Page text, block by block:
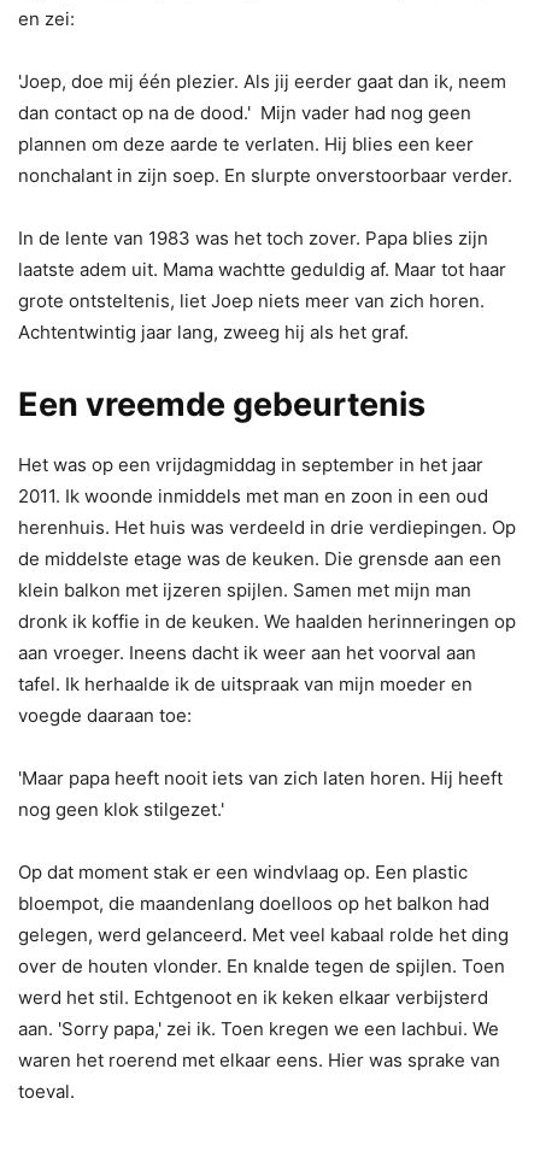
en zei:
'Joep, doe mij één plezier. Als jij eerder gaat dan ik, neem
dan contact op na de dood.' Mijn vader had nog geen
plannen om deze aarde te verlaten. Hij blies een keer
nonchalant in zijn soep. En slurpte onverstoorbaar verder.
In de lente van 1983 was het toch zover. Papa blies zijn
laatste adem uit. Mama wachtte geduldig af. Maar tot haar
grote ontsteltenis, liet Joep niets meer van zich horen.
Achtentwintig jaar lang, zweeg hij als het graf.
Een vreemde gebeurtenis
Het was op een vrijdagmiddag in september in het jaar
2011. Ik woonde inmiddels met man en zoon in een oud
herenhuis. Het huis was verdeeld in drie verdiepingen. Op
de middelste etage was de keuken. Die grensde aan een
klein balkon met ijzeren spijlen. Samen met mijn man
dronk ik koffie in de keuken. We haalden herinneringen op
aan vroeger. Ineens dacht ik weer aan het voorval aan
tafel. Ik herhaalde ik de uitspraak van mijn moeder en
voegde daaraan toe:
'Maar papa heeft nooit iets van zich laten horen. Hij heeft
nog geen klok stilgezet.'
Op dat moment stak er een windvlaag op. Een plastic
bloempot, die maandenlang doelloos op het balkon had
gelegen, werd gelanceerd. Met veel kabaal rolde het ding
over de houten vlonder. En knalde tegen de spijlen. Toen
werd het stil. Echtgenoot en ik keken elkaar verbijsterd
aan. 'Sorry papa,' zei ik. Toen kregen we een lachbui. We
waren het roerend met elkaar eens. Hier was sprake van
toeval.